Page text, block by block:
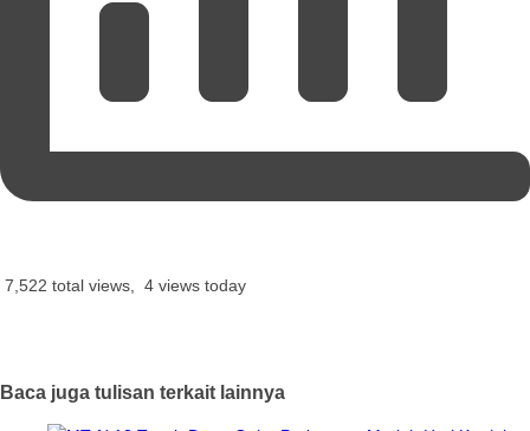
7,522 total views, 4 views today
Baca juga tulisan terkait lainnya